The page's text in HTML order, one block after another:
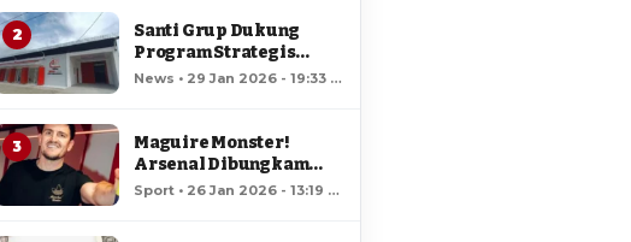
2
Santi Grup Dukung
Program Strategis
Nasional, Gerai
Tercepat Dibangun di
Gorontalo
News • 29 Jan 2026 - 19:33 •
3
Maguire Monster!
Arsenal Dibungkam
Raja MU!
Sport • 26 Jan 2026 - 13:19 •